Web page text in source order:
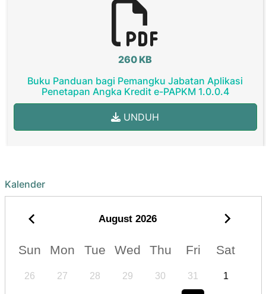
260 KB
Buku Panduan bagi Pemangku Jabatan Aplikasi
Penetapan Angka Kredit e-PAPKM 1.0.0.4
UNDUH
Kalender
August 2026
Sun Mon Tue Wed Thu Fri Sat
26 27 28 29 30 31 1